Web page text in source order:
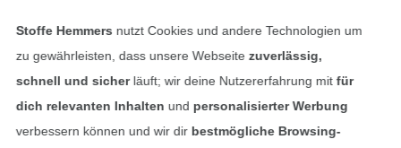
Stoffe Hemmers nutzt Cookies und andere Technologien um
zu gewährleisten, dass unsere Webseite zuverlässig,
schnell und sicherläuft; wir deine Nutzererfahrung mitfür
dich relevanten Inhalten und personalisierter Werbung
verbessern können und wir dir bestmögliche Browsing-